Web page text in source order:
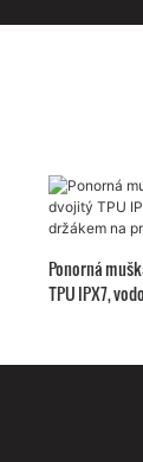
Ponorná
TPU IPX7,